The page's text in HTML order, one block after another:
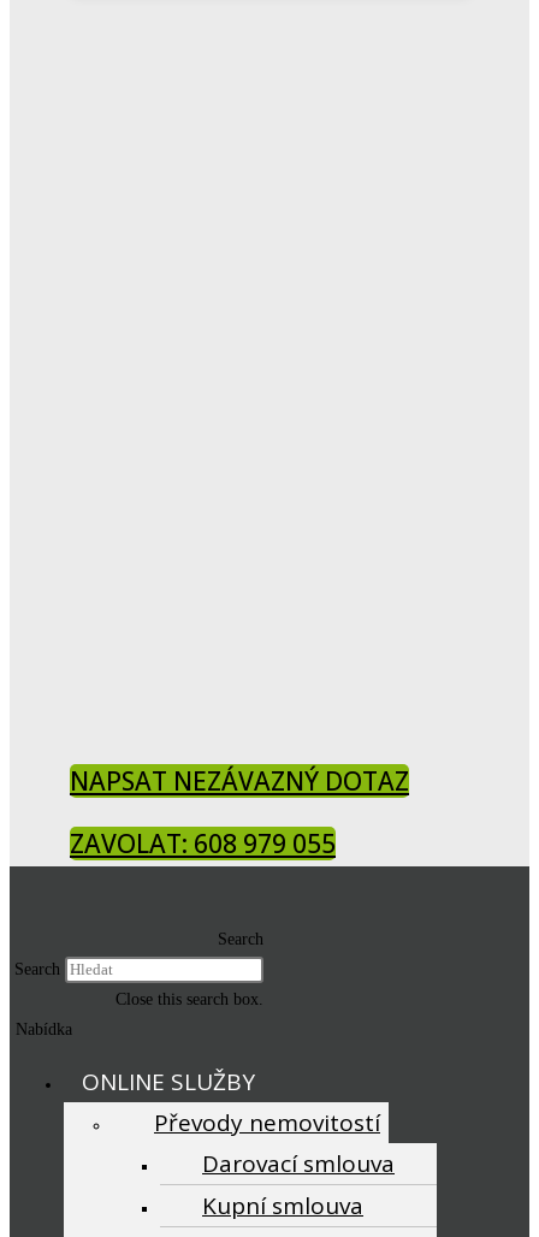
NAPSAT NEZÁVAZNÝ DOTAZ
ZAVOLAT: 608 979 055
Search
Search
Close this search box.
Nabídka
ONLINE SLUŽBY
Převody nemovitostí
Darovací smlouva
Kupní smlouva